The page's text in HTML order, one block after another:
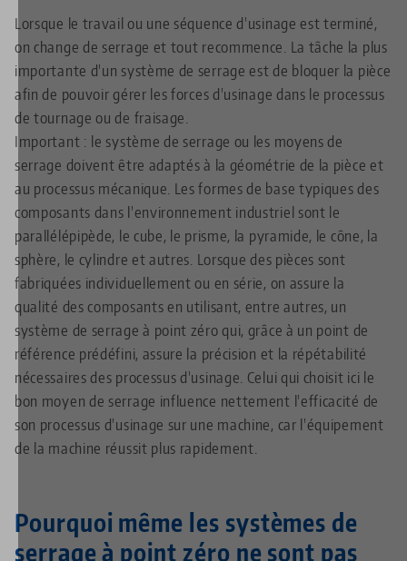
Lorsque le travail ou une séquence d'usinage est terminé,
on change de serrage et tout recommence. La tâche la plus
importante d'un système de serrage est de bloquer la pièce
afin de pouvoir gérer les forces d'usinage dans le processus
de tournage ou de fraisage.
Important : le système de serrage ou les moyens de
serrage doivent être adaptés à la géométrie de la pièce et
au processus mécanique. Les formes de base typiques des
composants dans l'environnement industriel sont le
parallélépipède, le cube, le prisme, la pyramide, le cône, la
sphère, le cylindre et autres. Lorsque des pièces sont
fabriquées individuellement ou en série, on assure la
qualité des composants en utilisant, entre autres, un
système de serrage à point zéro qui, grâce à un point de
référence prédéfini, assure la précision et la répétabilité
nécessaires des processus d'usinage. Celui qui choisit ici le
bon moyen de serrage influence nettement l'efficacité de
son processus d'usinage sur une machine, car l'équipement
de la machine réussit plus rapidement.
Pourquoi même les systèmes de
serrage à point zéro ne sont pas